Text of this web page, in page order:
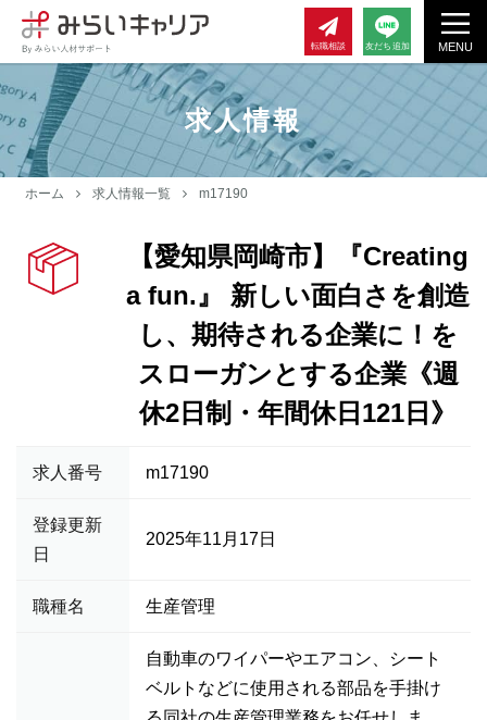
MENU
転職相談 友だち追加
求人情報
ホーム 求人情報一覧 m17190
【愛知県岡崎市】『Creating
a fun.』 新しい面白さを創造
し、期待される企業に！を
スローガンとする企業《週
休2日制・年間休日121日》
求人番号 m17190
登録更新
日
2025年11月17日
職種名 生産管理
自動車のワイパーやエアコン、シート
ベルトなどに使用される部品を手掛け